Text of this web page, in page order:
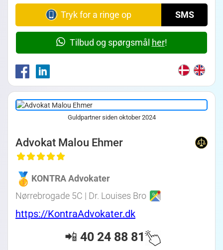
Tryk for a ringe op SMS
Tilbud og spørgsmål her!
Guldpartner siden oktober 2024
Advokat Malou Ehmer
KONTRA Advokater
Nørrebrogade 5C | Dr. Louises Bro
https://KontraAdvokater.dk
📲 40 24 88 81